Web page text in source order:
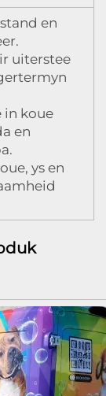
en
uiterstee
in koue
en
ys en